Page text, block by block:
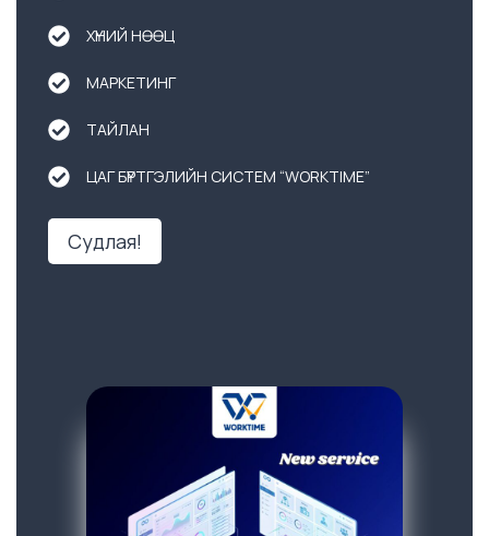
ХҮНИЙ НӨӨЦ
МАРКЕТИНГ
ТАЙЛАН
ЦАГ БҮРТГЭЛИЙН СИСТЕМ “WORKTIME”
Судлая!